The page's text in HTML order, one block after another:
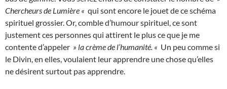
Chercheurs de Lumière « qui sont encore le jouet de ce schéma
spirituel grossier. Or, comble d’humour spirituel, ce sont
justement ces personnes qui attirent le plus ce que je me
contente d’appeler » la crème de l’humanité. « Un peu comme si
le Divin, en elles, voulaient leur apprendre une chose qu’elles
ne désirent surtout pas apprendre.